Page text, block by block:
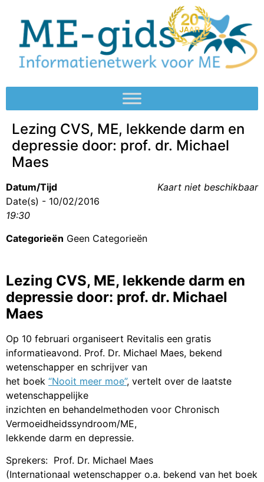
Lezing CVS, ME, lekkende darm en
depressie door: prof. dr. Michael
Maes
Kaart niet beschikbaar
Datum/Tijd
Date(s) - 10/02/2016
19:30
Categorieën Geen Categorieën
Lezing CVS, ME, lekkende darm en
depressie door: prof. dr. Michael
Maes
Op 10 februari organiseert Revitalis een gratis
informatieavond. Prof. Dr. Michael Maes, bekend
wetenschapper en schrijver van
het boek “Nooit meer moe”, vertelt over de laatste
wetenschappelijke
inzichten en behandelmethoden voor Chronisch
Vermoeidheidssyndroom/ME,
lekkende darm en depressie.
Sprekers: Prof. Dr. Michael Maes
(Internationaal wetenschapper o.a. bekend van het boek